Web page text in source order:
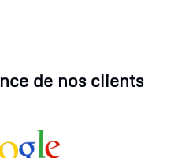
de nos clients